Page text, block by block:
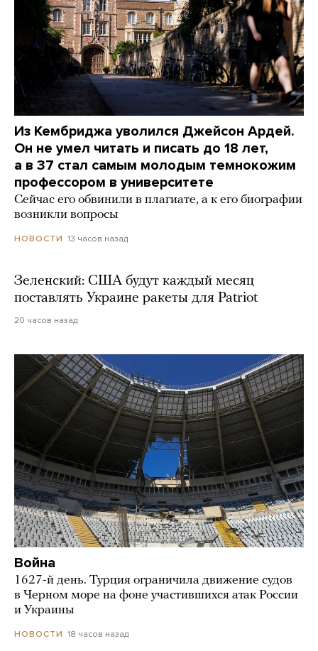
Из Кембриджа уволился Джейсон Ардей.
Он не умел читать и писать до 18 лет,
а в 37 стал самым молодым темнокожим
профессором в университете
Сейчас его обвинили в плагиате, а к его биографии
возникли вопросы
НОВОСТИ 13 часов назад
Зеленский: США будут каждый месяц
поставлять Украине ракеты для Patriot
20 часов назад
Война
1627-й день. Турция ограничила движение судов
в Черном море на фоне участившихся атак России
и Украины
НОВОСТИ 18 часов назад